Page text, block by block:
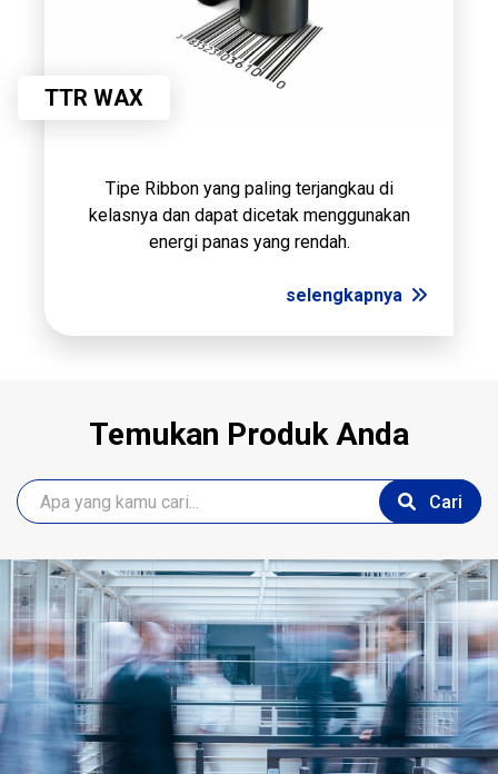
TTR WAX
Tipe Ribbon yang paling terjangkau di
kelasnya dan dapat dicetak menggunakan
energi panas yang rendah.
selengkapnya
Temukan Produk Anda
Cari